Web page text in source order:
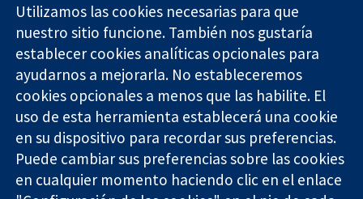
Evidencia fiable.
Decisiones
informadas.
Mejor salud.
11-13 Cavendish
Square
Londres
W1G 0AN
Reino Unido
Contacto
Noticias
Prensa
Sobre
nosotros
Empleo
Cochrane
Library
Utilizamos las cookies necesarias para que
nuestro sitio funcione. También nos gustaría
establecer cookies analíticas opcionales para
ayudarnos a mejorarla. No estableceremos
cookies opcionales a menos que las habilite. El
uso de esta herramienta establecerá una cookie
en su dispositivo para recordar sus preferencias.
Puede cambiar sus preferencias sobre las cookies
en cualquier momento haciendo clic en el enlace